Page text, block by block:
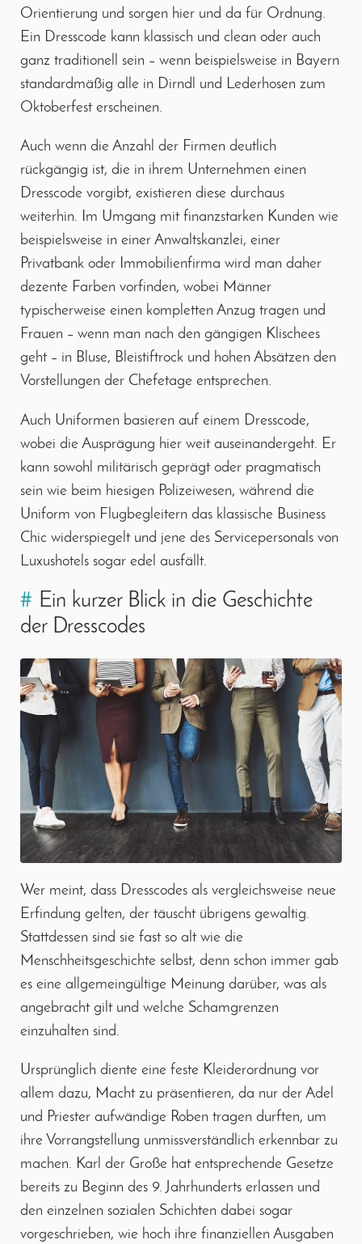
Orientierung und sorgen hier und da für Ordnung.
Ein Dresscode kann klassisch und clean oder auch
ganz traditionell sein – wenn beispielsweise in Bayern
standardmäßig alle in Dirndl und Lederhosen zum
Oktoberfest erscheinen.
Auch wenn die Anzahl der Firmen deutlich
rückgängig ist, die in ihrem Unternehmen einen
Dresscode vorgibt, existieren diese durchaus
weiterhin. Im Umgang mit finanzstarken Kunden wie
beispielsweise in einer Anwaltskanzlei, einer
Privatbank oder Immobilienfirma wird man daher
dezente Farben vorfinden, wobei Männer
typischerweise einen kompletten Anzug tragen und
Frauen – wenn man nach den gängigen Klischees
geht – in Bluse, Bleistiftrock und hohen Absätzen den
Vorstellungen der Chefetage entsprechen.
Auch Uniformen basieren auf einem Dresscode,
wobei die Ausprägung hier weit auseinandergeht. Er
kann sowohl militärisch geprägt oder pragmatisch
sein wie beim hiesigen Polizeiwesen, während die
Uniform von Flugbegleitern das klassische Business
Chic widerspiegelt und jene des Servicepersonals von
Luxushotels sogar edel ausfällt.
# Ein kurzer Blick in die Geschichte
der Dresscodes
Wer meint, dass Dresscodes als vergleichsweise neue
Erfindung gelten, der täuscht übrigens gewaltig.
Stattdessen sind sie fast so alt wie die
Menschheitsgeschichte selbst, denn schon immer gab
es eine allgemeingültige Meinung darüber, was als
angebracht gilt und welche Schamgrenzen
einzuhalten sind.
Ursprünglich diente eine feste Kleiderordnung vor
allem dazu, Macht zu präsentieren, da nur der Adel
und Priester aufwändige Roben tragen durften, um
ihre Vorrangstellung unmissverständlich erkennbar zu
machen. Karl der Große hat entsprechende Gesetze
bereits zu Beginn des 9. Jahrhunderts erlassen und
den einzelnen sozialen Schichten dabei sogar
vorgeschrieben, wie hoch ihre finanziellen Ausgaben